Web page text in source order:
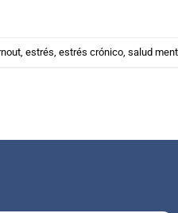
estrés estrés crónico salud